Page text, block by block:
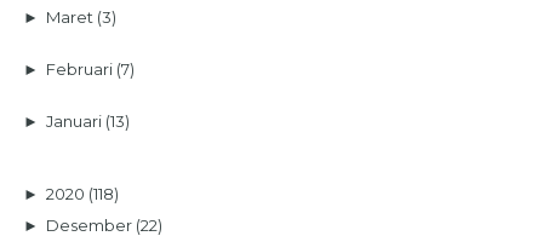
► Maret (3)
► Februari (7)
►Januari (13)
►2020 (118)
► Desember (22)